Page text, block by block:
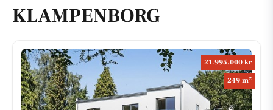
KLAMPENBORG
21.995.000 kr
249 m2